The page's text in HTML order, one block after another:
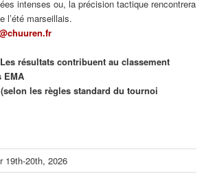
intenses ou, la précision tactique rencontrera
l’été marseillais.
résultats contribuent au classement
EMA
(selon les règles standard du tournoi
19th-20th, 2026